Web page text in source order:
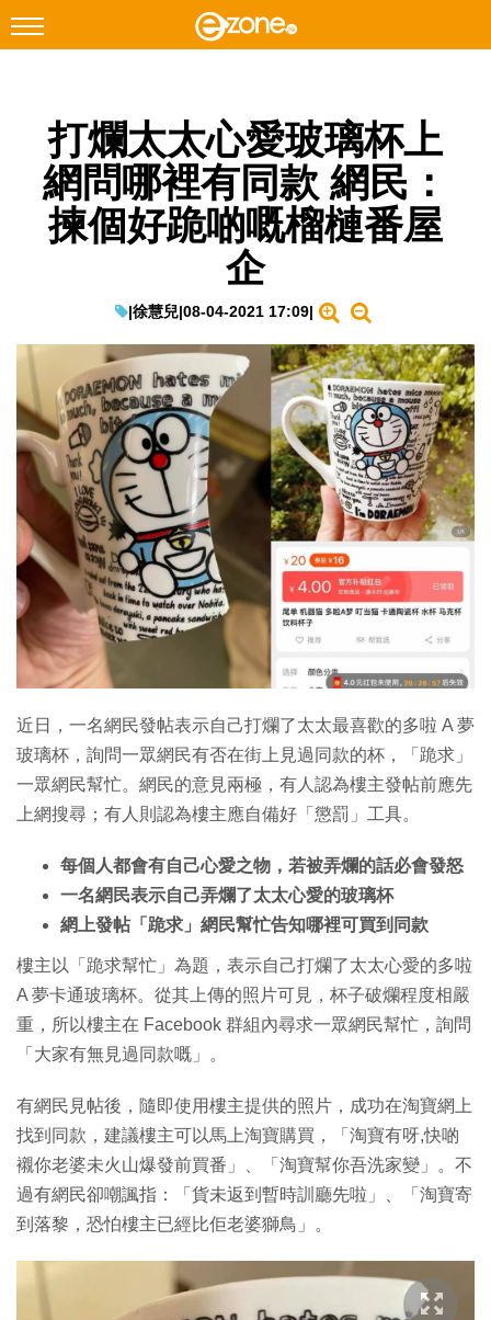
Facebook Instagram
科技焦點
網絡生活
EduTech
IT Times
生成式AI與雲端應用
Enterprise Digital Transformation
特集
打爛太太心愛玻璃杯上
網問哪裡有同款 網民：
揀個好跪啲嘅榴槤番屋
企
|徐慧兒|08-04-2021 17:09|
近日，一名網民發帖表示自己打爛了太太最喜歡的多啦 A 夢
玻璃杯，詢問一眾網民有否在街上見過同款的杯，「跪求」
一眾網民幫忙。網民的意見兩極，有人認為樓主發帖前應先
上網搜尋；有人則認為樓主應自備好「懲罰」工具。
每個人都會有自己心愛之物，若被弄爛的話必會發怒
一名網民表示自己弄爛了太太心愛的玻璃杯
網上發帖「跪求」網民幫忙告知哪裡可買到同款
樓主以「跪求幫忙」為題，表示自己打爛了太太心愛的多啦
A 夢卡通玻璃杯。從其上傳的照片可見，杯子破爛程度相嚴
重，所以樓主在 Facebook 群組內尋求一眾網民幫忙，詢問
「大家有無見過同款嘅」。
有網民見帖後，隨即使用樓主提供的照片，成功在淘寶網上
找到同款，建議樓主可以馬上淘寶購買，「淘寶有呀,快啲
襯你老婆未火山爆發前買番」、「淘寶幫你吾洗家變」。不
過有網民卻嘲諷指：「貨未返到暫時訓廳先啦」、「淘寶寄
到落黎，恐怕樓主已經比佢老婆獅鳥」。